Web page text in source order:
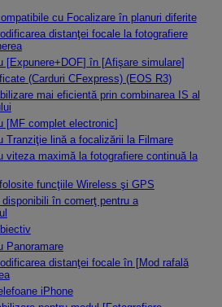
cu Focalizare în planuri diferite
distanţei focale la fotografiere
[Expunere+DOF] în [Afişare simulare]
(Carduri CFexpress) (EOS R3)
mai eficientă prin combinarea IS al
[MF complet electronic]
Tranziţie lină a focalizării la Filmare
viteza maximă la fotografiere continuă la
funcţiile Wireless şi GPS
în comerţ pentru a
Panoramare
distanţei focale în [Mod rafală
iPhone